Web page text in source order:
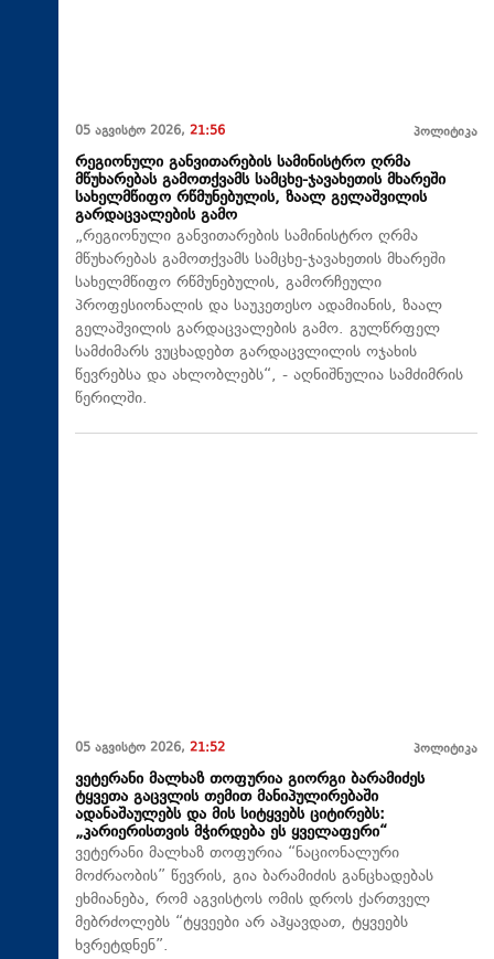
05 აგვისტო 2026, 21:56 პოლიტიკა
რეგიონული განვითარების სამინისტრო ღრმა
მწუხარებას გამოთქვამს სამცხე-ჯავახეთის მხარეში
სახელმწიფო რწმუნებულის, ზაალ გელაშვილის
გარდაცვალების გამო
„რეგიონული განვითარების სამინისტრო ღრმა
მწუხარებას გამოთქვამს სამცხე-ჯავახეთის მხარეში
სახელმწიფო რწმუნებულის, გამორჩეული
პროფესიონალის და საუკეთესო ადამიანის, ზაალ
გელაშვილის გარდაცვალების გამო. გულწრფელ
სამძიმარს ვუცხადებთ გარდაცვლილის ოჯახის
წევრებსა და ახლობლებს“, - აღნიშნულია სამძიმრის
წერილში.
05 აგვისტო 2026, 21:52 პოლიტიკა
ვეტერანი მალხაზ თოფურია გიორგი ბარამიძეს
ტყვეთა გაცვლის თემით მანიპულირებაში
ადანაშაულებს და მის სიტყვებს ციტირებს:
„კარიერისთვის მჭირდება ეს ყველაფერი“
ვეტერანი მალხაზ თოფურია “ნაციონალური
მოძრაობის” წევრის, გია ბარამიძის განცხადებას
ეხმიანება, რომ აგვისტოს ომის დროს ქართველ
მებრძოლებს “ტყვეები არ აჰყავდათ, ტყვეებს
ხვრეტდნენ”.